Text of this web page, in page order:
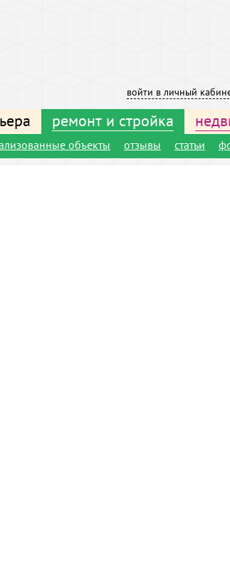
войти в личный
ремонт и стройка
объекты отзывы статьи